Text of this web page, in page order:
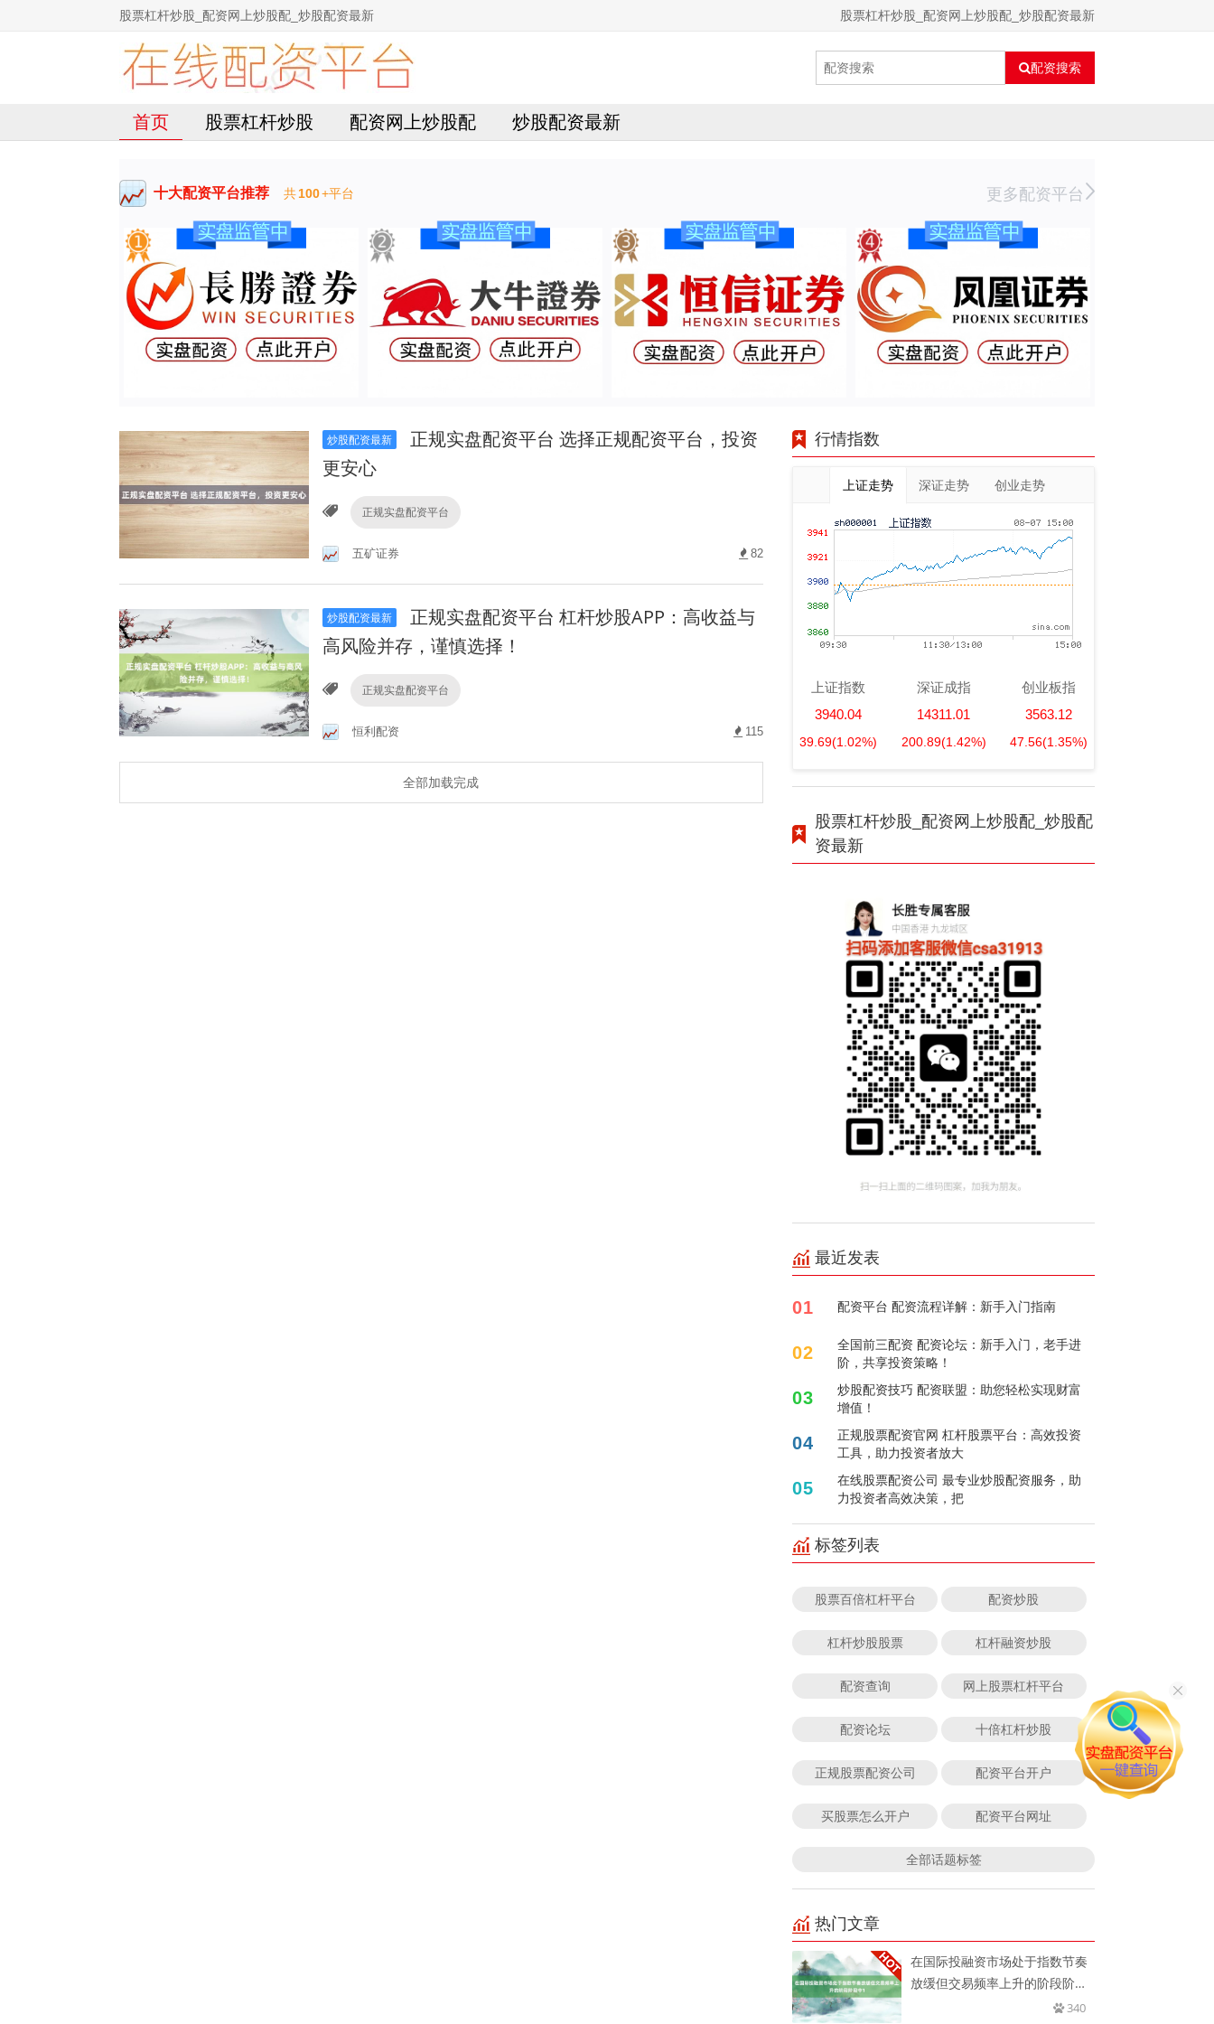
股票杠杆炒股_配资网上炒股配_炒股配资最新 股票杠杆炒股_配资网上炒股配_炒股配资最新
配资搜索
首页 股票杠杆炒股 配资网上炒股配 炒股配资最新
十大配资平台推荐 共100+平台 更多配资平台
炒股配资最新
正规实盘配资平台 选择正规配资平台，投资
更安心
正规实盘配资平台
五矿证券 82
炒股配资最新
正规实盘配资平台 杠杆炒股APP：高收益与
高风险并存，谨慎选择！
正规实盘配资平台
恒利配资 115
全部加载完成
行情指数
上证走势 深证走势 创业走势
上证指数
3940.04
39.69(1.02%)
深证成指
14311.01
200.89(1.42%)
创业板指
3563.12
47.56(1.35%)
股票杠杆炒股_配资网上炒股配_炒股配
资最新
最近发表
01 配资平台 配资流程详解：新手入门指南
02
全国前三配资 配资论坛：新手入门，老手进
阶，共享投资策略！
03
炒股配资技巧 配资联盟：助您轻松实现财富
增值！
04
正规股票配资官网 杠杆股票平台：高效投资
工具，助力投资者放大
05
在线股票配资公司 最专业炒股配资服务，助
力投资者高效决策，把
标签列表
股票百倍杠杆平台 配资炒股
杠杆炒股股票 杠杆融资炒股
配资查询 网上股票杠杆平台
配资论坛 十倍杠杆炒股
正规股票配资公司 配资平台开户
买股票怎么开户 配资平台网址
全部话题标签
热门文章
在国际投融资市场处于指数节奏
放缓但交易频率上升的阶段阶段
340